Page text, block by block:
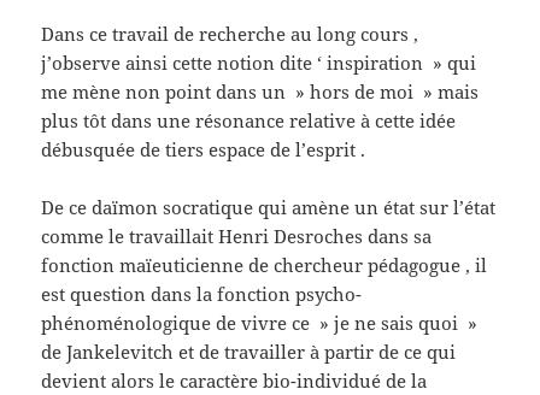
Dans ce travail de recherche au long cours ,
j’observe ainsi cette notion dite ‘ inspiration » qui
me mène non point dans un » hors de moi » mais
plus tôt dans une résonance relative à cette idée
débusquée de tiers espace de l’esprit .
De ce daïmon socratique qui amène un état sur l’état
comme le travaillait Henri Desroches dans sa
fonction maïeuticienne de chercheur pédagogue , il
est question dans la fonction psycho-
phénoménologique de vivre ce » je ne sais quoi »
de Jankelevitch et de travailler à partir de ce qui
devient alors le caractère bio-individué de la